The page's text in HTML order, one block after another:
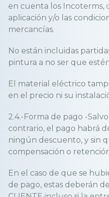
en cuenta los Incoterms,
aplicación y/o las
mercancías.
No están incluidas
pintura a no ser que
El material eléctrico
en el precio ni su
2.4.-Forma de pago -
contrario, el pago habrá
ningún descuento, y sin
compensación o
En el caso de que se
de pago, estas deberán